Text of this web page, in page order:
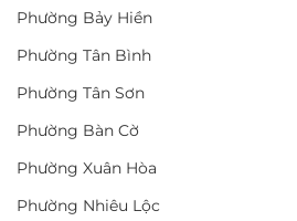
Phường Bảy Hiền
Phường Tân Bình
Phường Tân Sơn
Phường Bàn Cờ
Phường Xuân Hòa
Phường Nhiêu Lộc